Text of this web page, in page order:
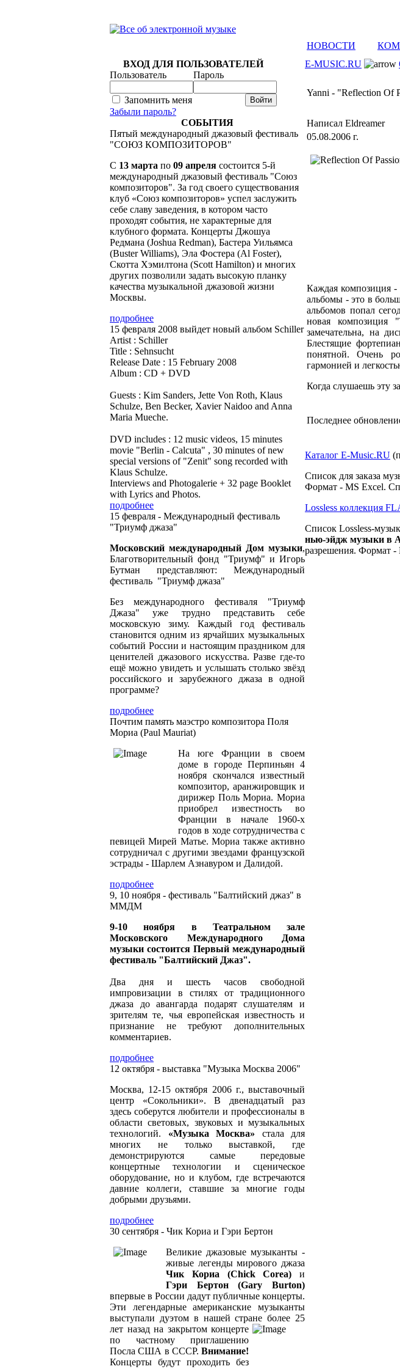
НОВОСТИ
ВХОД ДЛЯ ПОЛЬЗОВАТЕЛЕЙ
Пользователь
Пароль
Запомнить меня
Забыли пароль?
СОБЫТИЯ
Пятый международный джазовый фестиваль
"СОЮЗ КОМПОЗИТОРОВ"
C 13 марта по 09 апреля состоится 5-й
международный джазовый фестиваль "Союз
композиторов". За год своего существования
клуб «Союз композиторов» успел заслужить
себе славу заведения, в котором часто
проходят события, не характерные для
клубного формата. Концерты Джошуа
Редмана (Joshua Redman), Бастера Уильямса
(Buster Williams), Эла Фостера (Al Foster),
Скотта Хэмилтона (Scott Hamilton) и многих
других позволили задать высокую планку
качества музыкальной джазовой жизни
Москвы.
подробнее
15 февраля 2008 выйдет новый альбом Schiller
Artist : Schiller
Title : Sehnsucht
Release Date : 15 February 2008
Album : CD + DVD
Guests : Kim Sanders, Jette Von Roth, Klaus
Schulze, Ben Becker, Xavier Naidoo and Anna
Maria Mueche.
DVD includes : 12 music videos, 15 minutes
movie "Berlin - Calcuta" , 30 minutes of new
special versions of "Zenit" song recorded with
Klaus Schulze.
Interviews and Photogalerie + 32 page Booklet
with Lyrics and Photos.
подробнее
15 февраля - Международный фестиваль
"Триумф джаза"
Московский международный Дом музыки,
Благотворительный фонд "Триумф" и Игорь
Бутман представляют: Международный
фестиваль "Триумф джаза"
Без международного фестиваля "Триумф
Джаза" уже трудно представить себе
московскую зиму. Каждый год фестиваль
становится одним из ярчайших музыкальных
событий России и настоящим праздником для
ценителей джазового искусства. Разве где-то
ещё можно увидеть и услышать столько звёзд
российского и зарубежного джаза в одной
программе?
подробнее
Почтим память маэстро композитора Поля
Мориа (Paul Mauriat)
На юге Франции в своем
доме в городе Перпиньян 4
ноября скончался известный
композитор, аранжировщик и
дирижер Поль Мориа. Мориа
приобрел известность во
Франции в начале 1960-х
годов в ходе сотрудничества с
певицей Мирей Матье. Мориа также активно
сотрудничал с другими звездами французской
эстрады - Шарлем Азнавуром и Далидой.
подробнее
9, 10 ноября - фестиваль "Балтийский джаз" в
ММДМ
9-10 ноября в Театральном зале
Московского Международного Дома
музыки состоится Первый международный
фестиваль "Балтийский Джаз".
Два дня и шесть часов свободной
импровизации в стилях от традиционного
джаза до авангарда подарят слушателям и
зрителям те, чья европейская известность и
признание не требуют дополнительных
комментариев.
подробнее
12 октября - выставка "Музыка Москва 2006"
Москва, 12-15 октября 2006 г., выставочный
центр «Сокольники». В двенадцатый раз
здесь соберутся любители и профессионалы в
области световых, звуковых и музыкальных
технологий. «Музыка Москва» стала для
многих не только выставкой, где
демонстрируются самые передовые
концертные технологии и сценическое
оборудование, но и клубом, где встречаются
давние коллеги, ставшие за многие годы
добрыми друзьями.
подробнее
30 сентября - Чик Кориа и Гэри Бертон
Великие джазовые музыканты -
живые легенды мирового джаза
Чик Кориа (Chick Corea) и
Гэри Бертон (Gary Burton)
впервые в России дадут публичные концерты.
Эти легендарные американские музыканты
выступали дуэтом в нашей стране более 25
лет назад на закрытом концерте
по частному приглашению
Посла США в СССР. Внимание!
Концерты будут проходить без
E-MUSIC.RU
Yanni - "Reflection Of
Написал Eldreamer
05.08.2006 г.
Каждая композиция
альбомы - это в
альбомов попал
новая
замечательна, на
Блестящие
понятной. Очень
гармонией и
Когда слушаешь эту
Последнее
Каталог E-Music.RU
Список для заказа
Формат - MS Excel.
Lossless коллекция
Список Lossless-
нью-эйдж музыки в
разрешения. Формат -